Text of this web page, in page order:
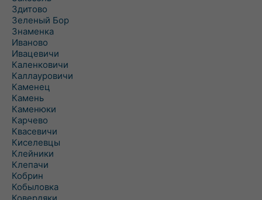
Здитово
Зеленый Бор
Знаменка
Иваново
Ивацевичи
Каленковичи
Каллауровичи
Каменец
Камень
Каменюки
Карчево
Квасевичи
Киселевцы
Клейники
Клепачи
Кобрин
Кобыловка